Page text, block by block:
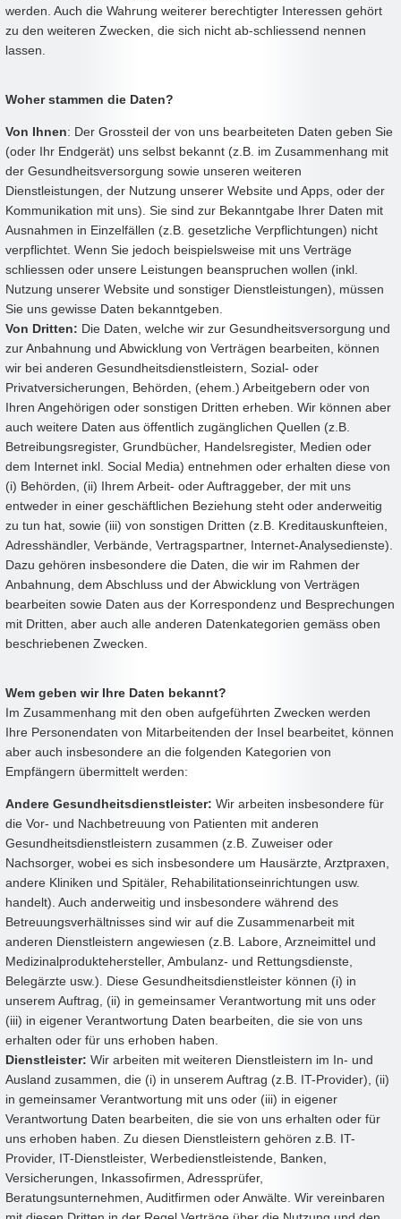
werden. Auch die Wahrung weiterer berechtigter Interessen gehört
zu den weiteren Zwecken, die sich nicht ab-schliessend nennen
lassen.
Woher stammen die Daten?
Von Ihnen: Der Grossteil der von uns bearbeiteten Daten geben Sie
(oder Ihr Endgerät) uns selbst bekannt (z.B. im Zusammenhang mit
der Gesundheitsversorgung sowie unseren weiteren
Dienstleistungen, der Nutzung unserer Website und Apps, oder der
Kommunikation mit uns). Sie sind zur Bekanntgabe Ihrer Daten mit
Ausnahmen in Einzelfällen (z.B. gesetzliche Verpflichtungen) nicht
verpflichtet. Wenn Sie jedoch beispielsweise mit uns Verträge
schliessen oder unsere Leistungen beanspruchen wollen (inkl.
Nutzung unserer Website und sonstiger Dienstleistungen), müssen
Sie uns gewisse Daten bekanntgeben.
Von Dritten: Die Daten, welche wir zur Gesundheitsversorgung und
zur Anbahnung und Abwicklung von Verträgen bearbeiten, können
wir bei anderen Gesundheitsdienstleistern, Sozial- oder
Privatversicherungen, Behörden, (ehem.) Arbeitgebern oder von
Ihren Angehörigen oder sonstigen Dritten erheben. Wir können aber
auch weitere Daten aus öffentlich zugänglichen Quellen (z.B.
Betreibungsregister, Grundbücher, Handelsregister, Medien oder
dem Internet inkl. Social Media) entnehmen oder erhalten diese von
(i) Behörden, (ii) Ihrem Arbeit- oder Auftraggeber, der mit uns
entweder in einer geschäftlichen Beziehung steht oder anderweitig
zu tun hat, sowie (iii) von sonstigen Dritten (z.B. Kreditauskunfteien,
Adresshändler, Verbände, Vertragspartner, Internet-Analysedienste).
Dazu gehören insbesondere die Daten, die wir im Rahmen der
Anbahnung, dem Abschluss und der Abwicklung von Verträgen
bearbeiten sowie Daten aus der Korrespondenz und Besprechungen
mit Dritten, aber auch alle anderen Datenkategorien gemäss oben
beschriebenen Zwecken.
Wem geben wir Ihre Daten bekannt?
Im Zusammenhang mit den oben aufgeführten Zwecken werden
Ihre Personendaten von Mitarbeitenden der Insel bearbeitet, können
aber auch insbesondere an die folgenden Kategorien von
Empfängern übermittelt werden:
Andere Gesundheitsdienstleister: Wir arbeiten insbesondere für
die Vor- und Nachbetreuung von Patienten mit anderen
Gesundheitsdienstleistern zusammen (z.B. Zuweiser oder
Nachsorger, wobei es sich insbesondere um Hausärzte, Arztpraxen,
andere Kliniken und Spitäler, Rehabilitationseinrichtungen usw.
handelt). Auch anderweitig und insbesondere während des
Betreuungsverhältnisses sind wir auf die Zusammenarbeit mit
anderen Dienstleistern angewiesen (z.B. Labore, Arzneimittel und
Medizinalproduktehersteller, Ambulanz- und Rettungsdienste,
Belegärzte usw.). Diese Gesundheitsdienstleister können (i) in
unserem Auftrag, (ii) in gemeinsamer Verantwortung mit uns oder
(iii) in eigener Verantwortung Daten bearbeiten, die sie von uns
erhalten oder für uns erhoben haben.
Dienstleister: Wir arbeiten mit weiteren Dienstleistern im In- und
Ausland zusammen, die (i) in unserem Auftrag (z.B. IT-Provider), (ii)
in gemeinsamer Verantwortung mit uns oder (iii) in eigener
Verantwortung Daten bearbeiten, die sie von uns erhalten oder für
uns erhoben haben. Zu diesen Dienstleistern gehören z.B. IT-
Provider, IT-Dienstleister, Werbedienstleistende, Banken,
Versicherungen, Inkassofirmen, Adressprüfer,
Beratungsunternehmen, Auditfirmen oder Anwälte. Wir vereinbaren